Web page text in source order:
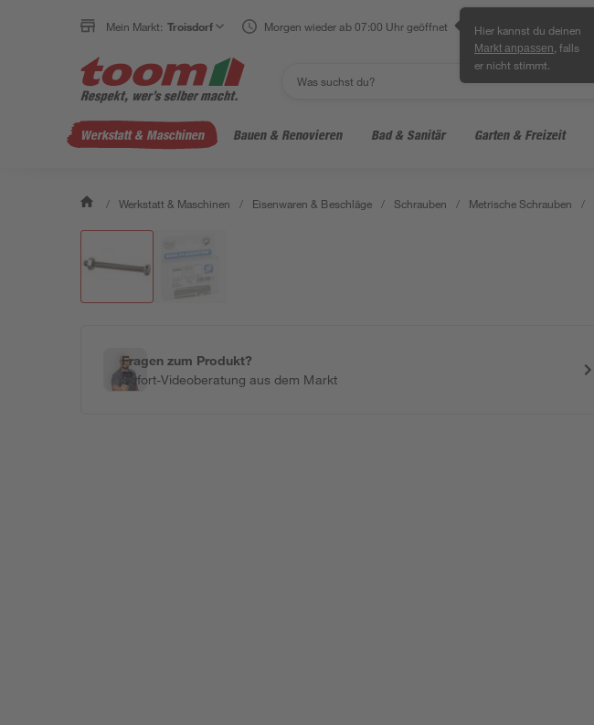
Mein Markt: Troisdorf Morgen wieder ab 07:00 Uhr geöffnet Hier kannst du deinen
Markt anpassen , falls
er nicht stimmt.
Werkstatt & Maschinen Bauen & Renovieren Bad & Sanitär Garten & Freizeit
/ Werkstatt & Maschinen / Eisenwaren & Beschläge / Schrauben / Metrische Schrauben /
Fragen zum Produkt?
Sofort-Videoberatung aus dem Markt